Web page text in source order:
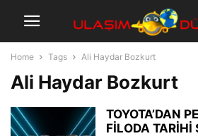
Home Tags Ali Haydar Bozkurt
Ali Haydar Bozkurt
TOYOTA’DAN
FİLODA TARİHİ